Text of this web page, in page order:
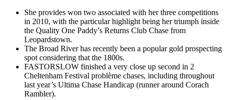
She provides won two associated with her three competitions
in 2010, with the particular highlight being her triumph inside
the Quality One Paddy’s Returns Club Chase from
Leopardstown.
The Broad River has recently been a popular gold prospecting
spot considering that the 1800s.
FASTORSLOW finished a very close up second in 2
Cheltenham Festival problème chases, including throughout
last year’s Ultima Chase Handicap (runner around Corach
Rambler).